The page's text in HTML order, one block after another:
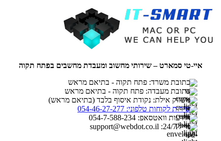
איי-טי סמארט – שירותי מחשוב ומעבדת מחשבים בפתח תקוה
כתובת משרד: פתח תקוה - בתיאם מראש
כתובת מעבדה: פתח תקוה - בתיאם מראש
משווק אילת: נקודת איסוף בלבד (בתיאם מראש)
שירות לקוחות טלפוני: 054-46-27-277
הודעות וואטסאפ: 054-7-588-234
מייל 24/7: support@webdot.co.il